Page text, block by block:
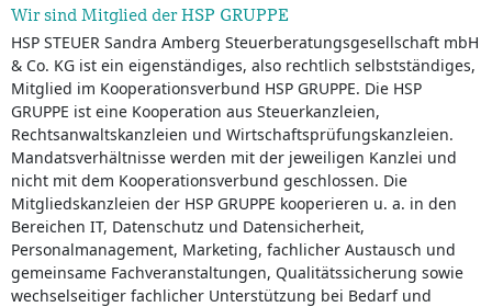
Wir sind Mitglied der HSP GRUPPE
HSP STEUER Sandra Amberg Steuerberatungsgesellschaft mbH
& Co. KG ist ein eigenständiges, also rechtlich selbstständiges,
Mitglied im Kooperationsverbund HSP GRUPPE. Die HSP
GRUPPE ist eine Kooperation aus Steuerkanzleien,
Rechtsanwaltskanzleien und Wirtschaftsprüfungskanzleien.
Mandatsverhältnisse werden mit der jeweiligen Kanzlei und
nicht mit dem Kooperationsverbund geschlossen. Die
Mitgliedskanzleien der HSP GRUPPE kooperieren u. a. in den
Bereichen IT, Datenschutz und Datensicherheit,
Personalmanagement, Marketing, fachlicher Austausch und
gemeinsame Fachveranstaltungen, Qualitätssicherung sowie
wechselseitiger fachlicher Unterstützung bei Bedarf und